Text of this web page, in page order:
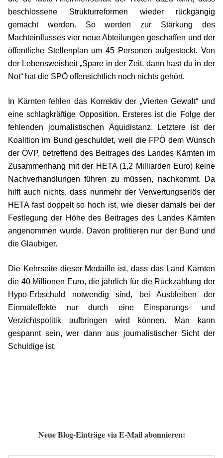
beschlossene Strukturreformen wieder rückgängig
gemacht werden. So werden zur Stärkung des
Machteinflusses vier neue Abteilungen geschaffen und der
öffentliche Stellenplan um 45 Personen aufgestockt. Von
der Lebensweisheit „Spare in der Zeit, dann hast du in der
Not“ hat die SPÖ offensichtlich noch nichts gehört.
In Kärnten fehlen das Korrektiv der „Vierten Gewalt“ und
eine schlagkräftige Oppo­sition. Ersteres ist die Folge der
fehlenden journalistischen Äquidistanz. Letztere ist der
Koalition im Bund geschuldet, weil die FPÖ dem Wunsch
der ÖVP, betreffend des Beitrages des Landes Kärnten im
Zusammenhang mit der HETA (1,2 Milliarden Euro) keine
Nachverhandlungen führen zu müssen, nachkommt. Da
hilft auch nichts, dass nunmehr der Verwertungserlös der
HETA fast doppelt so hoch ist, wie dieser damals bei der
Festlegung der Höhe des Beitrages des Landes Kärnten
angenom­men wurde. Davon profitieren nur der Bund und
die Gläubiger.
Die Kehrseite dieser Medaille ist, dass das Land Kärnten
die 40 Millionen Euro, die jährlich für die Rückzahlung der
Hypo-Erbschuld notwendig sind, bei Ausbleiben der
Einmaleffekte nur durch eine Einsparungs- und
Verzichtspolitik aufbringen wird kön­nen. Man kann
gespannt sein, wer dann aus journalistischer Sicht der
Schuldige ist.
Neue Blog-Einträge via E-Mail abonnieren: